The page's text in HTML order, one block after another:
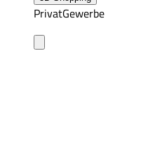
PrivatGewerbe